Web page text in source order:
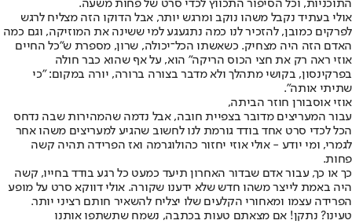
התוכניות, וכל הסיפור התכווץ לכדי סרט של פחות משעה.
אולי בעתיד נקבל משהו נוקב ומרגש יותר, אבל הדוקו הזה מצליח לרגש
לפרקים כמובן, להזכיר לנו כמה נתגעגע למי ששינה את המוזיקה, וגם כמה
האדם הזה היה מצחיק. כשאשתו הכל־יכולה, שרון, מספרת ש"כל החיים
אוזי ראה רק את חצי הכוס הריקה" הוא, על אף שהוא כבר חולה
בפרקינסון, בקושי מתהלך ולא מדבר בצורה ברורה, יורה במקום: "כי
שתיתי אותה".
אוזי אוסבורן חוזר הביתה,
עבור המעריצים מדובר בצפיית חובה, אבל נדמה שהמהירות שבה נדחס
הכל לכדי סרט אחד בודד גורמת לנו לחשוב שהגיע למעריצים משהו אחר
לגמרי, ומי יודע - אולי אוזי יחזור כהולוגרמה ואז הפרידה תהיה קשה
פחות.
כך או כך, עבור אדם שבדור האחרון תיעד כמעט כל רגע בודד בחייו, קשה
היה באמת לייצר משהו חדש שלא ידענו שקורה. אולי דווקא סרט על מופע
הפרידה עצמו ומאחורי הקלעים שלו יצליח להשאיר חותם רציני יותר.
טעינו? נתקן! אם מצאתם טעות בכתבה, נשמח שתשתפו אותנו